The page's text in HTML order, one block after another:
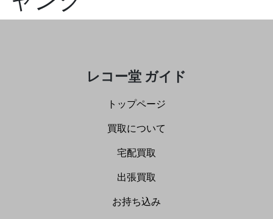
レコー堂 ガイド
トップページ
買取について
宅配買取
出張買取
お持ち込み